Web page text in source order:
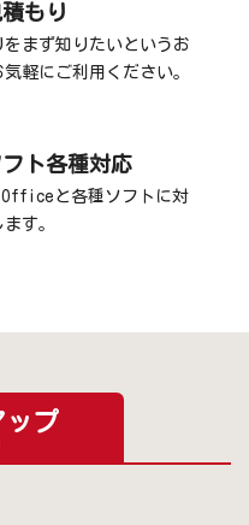
もり
をまず知りたいというお
軽にご利用ください。
ト各種対応
Officeと各種ソフトに対
す。
ップ